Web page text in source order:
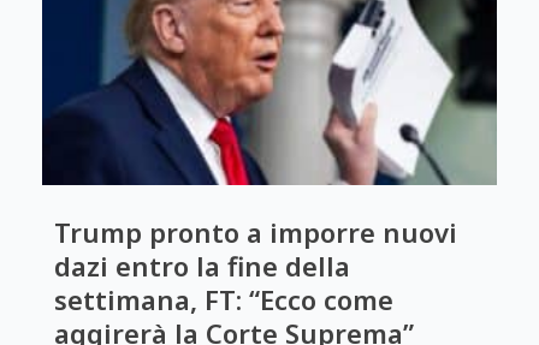
Trump pronto a imporre nuovi
dazi entro la fine della
settimana, FT: “Ecco come
aggirerà la Corte Suprema”